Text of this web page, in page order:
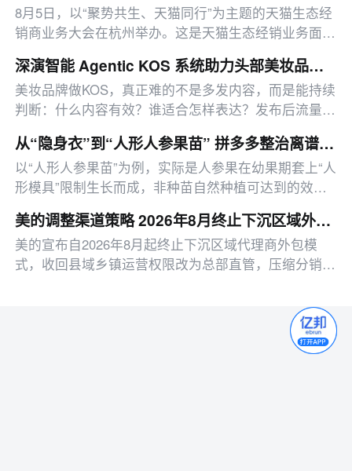
8月5日，以“聚势共生、天猫同行”为主题的天猫生态经
销商业务大会在杭州举办。这是天猫生态经销业务面向
间一次更深入的交流。
深演智能 Agentic KOS 系统助力头部美妆品牌 多智能体联动提升 300% 效果
美妆品牌做KOS，真正难的不是多发内容，而是能持续
判断：什么内容有效？谁适合怎样表达？发布后流量应
从“隐身衣”到“人形人参果苗” 拼多多整治离谱商品宣传
以“人形人参果苗”为例，实际是人参果在幼果期套上“人
形模具”限制生长而成，非种苗自然种植可达到的效
美的调整渠道策略 2026年8月终止下沉区域外包模式
美的宣布自2026年8月起终止下沉区域代理商外包模
式，收回县域乡镇运营权限改为总部直管，压缩分销层